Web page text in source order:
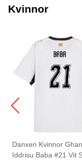
Kvinnor
Danxen Kvinnor
Iddrisu Baba #21 Vit